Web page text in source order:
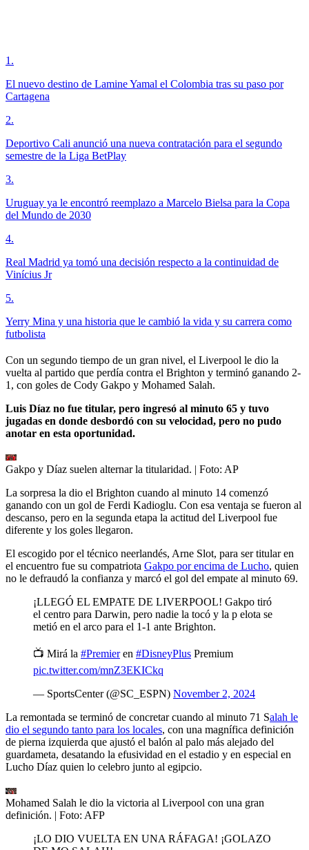
1 .
El nuevo destino de Lamine Yamal el Colombia tras su paso por
Cartagena
2.
Deportivo Cali anunció una nueva contratación para el segundo
semestre de la Liga BetPlay
3.
Uruguay ya le encontró reemplazo a Marcelo Bielsa para la Copa
del Mundo de 2030
4.
Real Madrid ya tomó una decisión respecto a la continuidad de
Vinícius Jr
5.
Yerry Mina y una historia que le cambió la vida y su carrera como
futbolista
Con un segundo tiempo de un gran nivel, el Liverpool le dio la
vuelta al partido que perdía contra el Brighton y terminó ganando 2-
1, con goles de Cody Gakpo y Mohamed Salah.
Luis Díaz no fue titular, pero ingresó al minuto 65 y tuvo
jugadas en donde desbordó con su velocidad, pero no pudo
anotar en esta oportunidad.
Gakpo y Díaz suelen alternar la titularidad. | Foto: AP
La sorpresa la dio el Brighton cuando al minuto 14 comenzó
ganando con un gol de Ferdi Kadioglu. Con esa ventaja se fueron al
descanso, pero en la segunda etapa la actitud del Liverpool fue
diferente y los goles llegaron.
El escogido por el técnico neerlandés, Arne Slot, para ser titular en
el encuentro fue su compatriota Gakpo por encima de Lucho, quien
no le defraudó la confianza y marcó el gol del empate al minuto 69.
¡LLEGÓ EL EMPATE DE LIVERPOOL! Gakpo tiró
el centro para Darwin, pero nadie la tocó y la p elota se
metió en el arco para el 1-1 ante Brighton.
📺 Mirá la #Premieren #DisneyPlus Premium
pic.twitter.com/mnZ3EKICkq
— SportsCenter (@SC_ESPN) November 2, 2024
La remontada se terminó de concretar cuando al minuto 71 Salah le
dio el segundo tanto para los locales, con una magnífica definición
de pierna izquierda que ajustó el balón al palo más alejado del
guardameta, desatando la efusividad en el estadio y en especial en
Lucho Díaz quien lo celebro junto al egipcio.
Mohamed Salah le dio la victoria al Liverpool con una gran
definición. | Foto: AFP
¡LO DIO VUELTA EN UNA RÁFAGA! ¡GOLAZO